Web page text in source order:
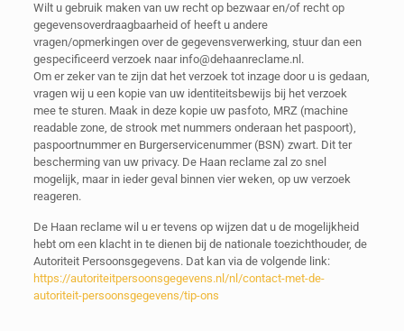
Wilt u gebruik maken van uw recht op bezwaar en/of recht op
gegevensoverdraagbaarheid of heeft u andere
vragen/opmerkingen over de gegevensverwerking, stuur dan een
gespecificeerd verzoek naar info@dehaanreclame.nl.
Om er zeker van te zijn dat het verzoek tot inzage door u is gedaan,
vragen wij u een kopie van uw identiteitsbewijs bij het verzoek
mee te sturen. Maak in deze kopie uw pasfoto, MRZ (machine
readable zone, de strook met nummers onderaan het paspoort),
paspoortnummer en Burgerservicenummer (BSN) zwart. Dit ter
bescherming van uw privacy. De Haan reclame zal zo snel
mogelijk, maar in ieder geval binnen vier weken, op uw verzoek
reageren.
De Haan reclame wil u er tevens op wijzen dat u de mogelijkheid
hebt om een klacht in te dienen bij de nationale toezichthouder, de
Autoriteit Persoonsgegevens. Dat kan via de volgende link:
https://autoriteitpersoonsgegevens.nl/nl/contact-met-de-
autoriteit-persoonsgegevens/tip-ons